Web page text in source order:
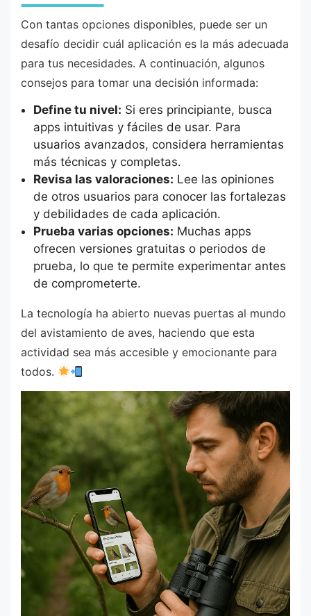
Con tantas opciones disponibles, puede ser un
desafío decidir cuál aplicación es la más adecuada
para tus necesidades. A continuación, algunos
consejos para tomar una decisión informada:
Define tu nivel: Si eres principiante, busca
apps intuitivas y fáciles de usar. Para
usuarios avanzados, considera herramientas
más técnicas y completas.
Revisa las valoraciones: Lee las opiniones
de otros usuarios para conocer las fortalezas
y debilidades de cada aplicación.
Prueba varias opciones: Muchas apps
ofrecen versiones gratuitas o periodos de
prueba, lo que te permite experimentar antes
de comprometerte.
La tecnología ha abierto nuevas puertas al mundo
del avistamiento de aves, haciendo que esta
actividad sea más accesible y emocionante para
todos.